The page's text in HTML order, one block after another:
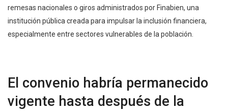
remesas nacionales o giros administrados por Finabien, una
institución pública creada para impulsar la inclusión financiera,
especialmente entre sectores vulnerables de la población.
El convenio habría permanecido
vigente hasta después de la